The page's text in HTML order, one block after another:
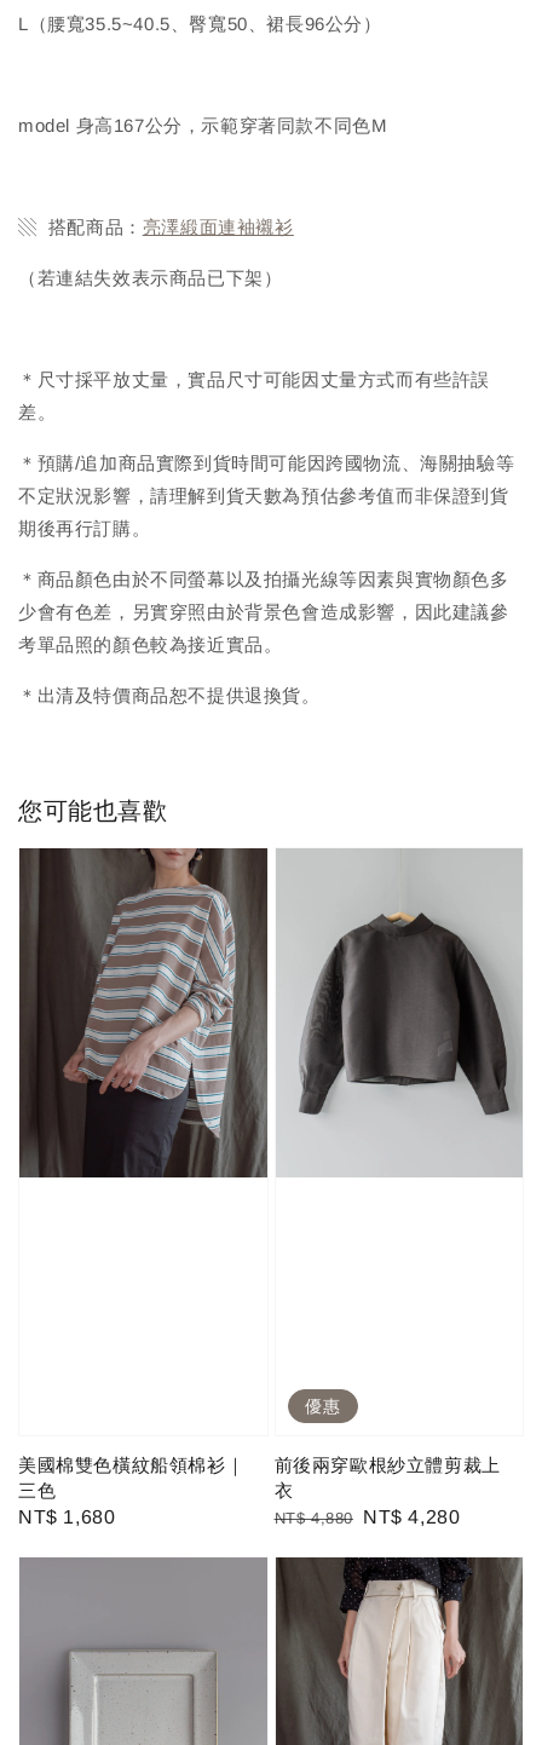
L（腰寬35.5~40.5、臀寬50、裙長96公分）
model 身高167公分，示範穿著同款不同色M
▧ 搭配商品： 亮澤緞面連袖襯衫
（若連結失效表示商品已下架）
＊尺寸採平放丈量，實品尺寸可能因丈量方式而有些許誤
差。
＊預購/追加商品實際到貨時間可能因跨國物流、海關抽驗等
不定狀況影響，請理解到貨天數為預估參考值而非保證到貨
期後再行訂購。
＊商品顏色由於不同螢幕以及拍攝光線等因素與實物顏色多
少會有色差，另實穿照由於背景色會造成影響，因此建議參
考單品照的顏色較為接近實品。
＊出清及特價商品恕不提供退換貨。
您可能也喜歡
美國棉雙色橫紋船領棉衫｜
三色
Regular
NT$ 1,680
優惠
前後兩穿歐根紗立體剪裁上
衣
Regular
NT$ 4,880
Sale
NT$ 4,280